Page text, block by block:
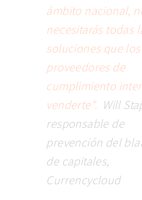
ámbito nacional,
necesitarás todas
soluciones que los
proveedores de
cumplimiento
venderte". Will
responsable de
prevención del
de capitales,
Currencycloud